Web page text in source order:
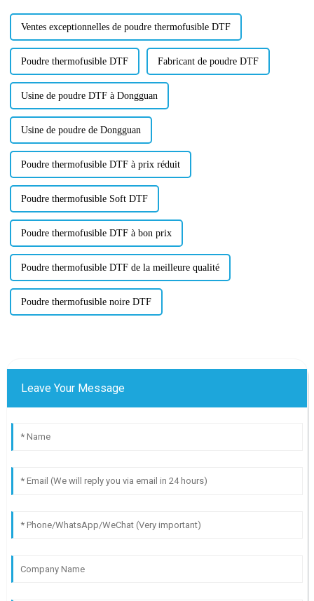
Ventes exceptionnelles de poudre thermofusible DTF
Poudre thermofusible DTF Fabricant de poudre DTF
Usine de poudre DTF à Dongguan
Usine de poudre de Dongguan
Poudre thermofusible DTF à prix réduit
Poudre thermofusible Soft DTF
Poudre thermofusible DTF à bon prix
Poudre thermofusible DTF de la meilleure qualité
Poudre thermofusible noire DTF
Leave Your Message